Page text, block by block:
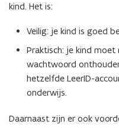
kind. Het is:
Veilig: je kind is goed
Praktisch: je kind moet
wachtwoord
hetzelfde LeerID-
onderwijs.
Daarnaast zijn er ook